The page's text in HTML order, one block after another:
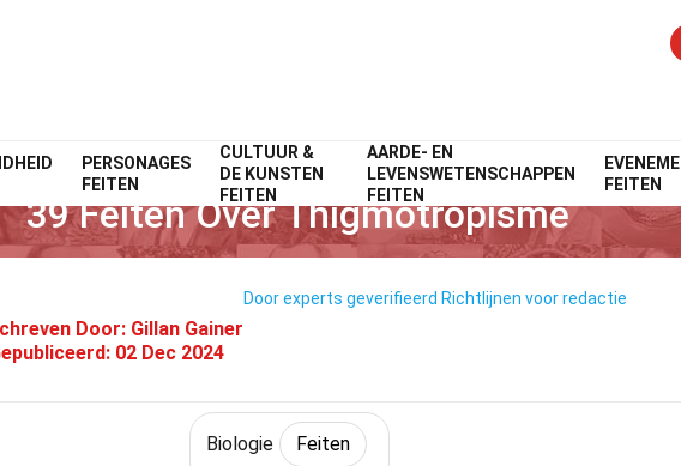
PERSONAGES
FEITEN
CULTUUR &
DE KUNSTEN
FEITEN
AARDE- EN
LEVENSWETENSCHAPPEN
FEITEN
FEITEN
Home WetenschapFeiten BiologieFeiten
39 Feiten Over Thigmotropisme
Door: Gillan Gainer
02 Dec 2024
Door experts geverifieerd Richtlijnen voor redactie
Biologie Feiten